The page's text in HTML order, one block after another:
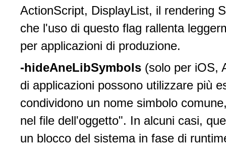
ActionScript, DisplayList, il rendering
che l'uso di questo flag rallenta
per applicazioni di produzione.
-hideAneLibSymbols (solo per iOS,
di applicazioni possono utilizzare più
condividono un nome simbolo
nel file dell'oggetto". In alcuni casi,
un blocco del sistema in fase di